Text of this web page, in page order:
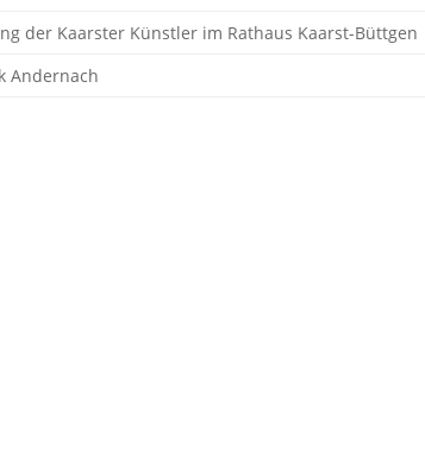
der Kaarster Künstler im Rathaus Kaarst-Büttgen
Andernach